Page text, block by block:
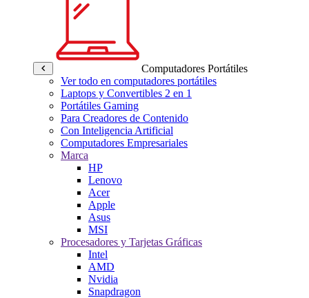
Computadores Portátiles
Ver todo en computadores portátiles
Laptops y Convertibles 2 en 1
Portátiles Gaming
Para Creadores de Contenido
Con Inteligencia Artificial
Computadores Empresariales
Marca
HP
Lenovo
Acer
Apple
Asus
MSI
Procesadores y Tarjetas Gráficas
Intel
AMD
Nvidia
Snapdragon